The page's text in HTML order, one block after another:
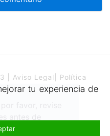
| Aviso Legal
Política
sobre la
tu experiencia de
favor, revise